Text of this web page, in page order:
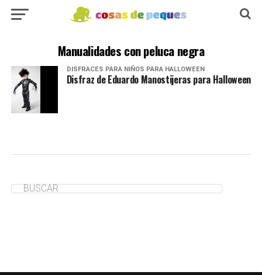
Manualidades con peluca negra
DISFRACES PARA NIÑOS PARA HALLOWEEN
Disfraz de Eduardo Manostijeras para Halloween